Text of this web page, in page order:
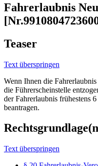
Fahrerlaubnis
Teaser
Text überspringen
Wenn Ihnen die
die Führerscheinstelle
der Fahrerlaubnis frühestens
beantragen.
Text überspringen